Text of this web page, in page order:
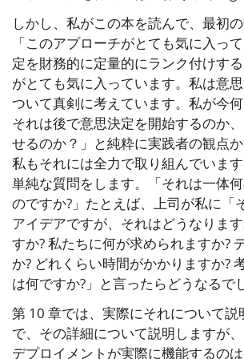
しかし、私がこの本を読んで、最初
「このアプローチがとても気に入っ
定を財務的に定量的にランク付けす
がとても気に入っています。私は意
ついて真剣に考えています。私が今何
それは後で意思決定を開始するのか
せるのか？」と純粋に実践者の観点か
私もそれには全力で取り組んでいま
単純な質問をします。「それは一体
のですか?」たとえば、上司が私に「
アイデアですが、それはどうなりま
すか? 私たちに何が求められますか?
か? どれくらい時間がかかりますか?
は何ですか?」と言ったらどうなるで
第 10 章では、実際にそれについて説
で、その詳細について説明しますが、
デプロイメントが実際に機能するの